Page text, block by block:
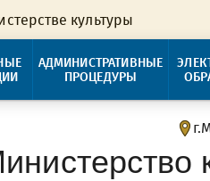
культуры
АДМИНИСТРАТИВНЫЕ
ПРОЦЕДУРЫ